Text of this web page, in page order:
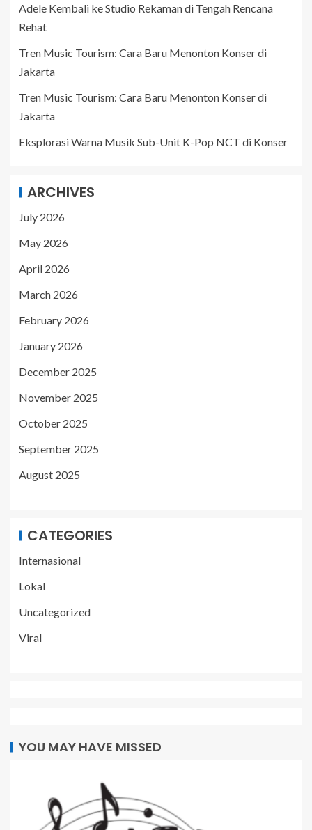
Adele Kembali ke Studio Rekaman di Tengah Rencana
Rehat
Tren Music Tourism: Cara Baru Menonton Konser di
Jakarta
Tren Music Tourism: Cara Baru Menonton Konser di
Jakarta
Eksplorasi Warna Musik Sub-Unit K-Pop NCT di Konser
ARCHIVES
July 2026
May 2026
April 2026
March 2026
February 2026
January 2026
December 2025
November 2025
October 2025
September 2025
August 2025
CATEGORIES
Internasional
Lokal
Uncategorized
Viral
YOU MAY HAVE MISSED